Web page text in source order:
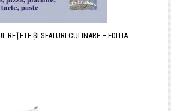
REŢETE ŞI SFATURI CULINARE – EDITIA